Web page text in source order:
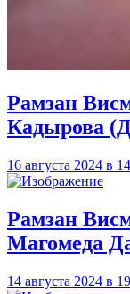
Рамзан
Кадырова
16 августа 2024 в
Рамзан
Магомеда
14 августа 2024 в